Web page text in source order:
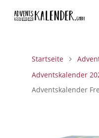
Startseite
Adventskalender
Adventskalender